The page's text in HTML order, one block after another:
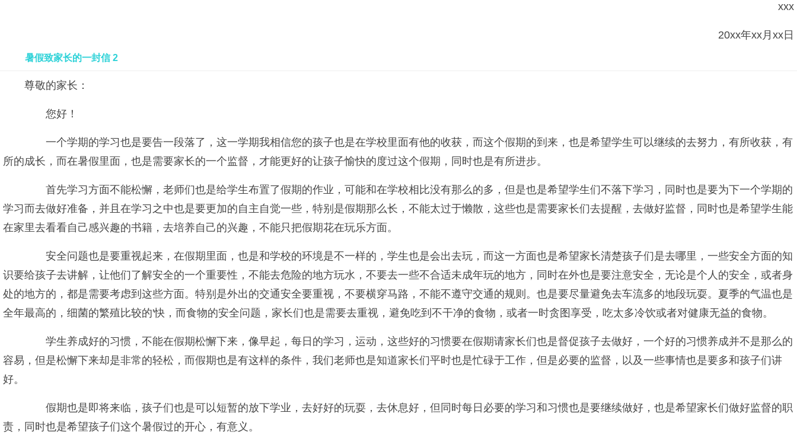
xxx
20xx年xx月xx日
暑假致家长的一封信 2
尊敬的家长：
您好！
一个学期的学习也是要告一段落了，这一学期我相信您的孩子也是在学校里面有他的收获，而这个假期的到来，也是希望学生可以继续的去努力，有所收获，有
所的成长，而在暑假里面，也是需要家长的一个监督，才能更好的让孩子愉快的度过这个假期，同时也是有所进步。
首先学习方面不能松懈，老师们也是给学生布置了假期的作业，可能和在学校相比没有那么的多，但是也是希望学生们不落下学习，同时也是要为下一个学期的
学习而去做好准备，并且在学习之中也是要更加的自主自觉一些，特别是假期那么长，不能太过于懒散，这些也是需要家长们去提醒，去做好监督，同时也是希望学生能
在家里去看看自己感兴趣的书籍，去培养自己的兴趣，不能只把假期花在玩乐方面。
安全问题也是要重视起来，在假期里面，也是和学校的环境是不一样的，学生也是会出去玩，而这一方面也是希望家长清楚孩子们是去哪里，一些安全方面的知
识要给孩子去讲解，让他们了解安全的一个重要性，不能去危险的地方玩水，不要去一些不合适未成年玩的地方，同时在外也是要注意安全，无论是个人的安全，或者身
处的地方的，都是需要考虑到这些方面。特别是外出的交通安全要重视，不要横穿马路，不能不遵守交通的规则。也是要尽量避免去车流多的地段玩耍。夏季的气温也是
全年最高的，细菌的繁殖比较的'快，而食物的安全问题，家长们也是需要去重视，避免吃到不干净的食物，或者一时贪图享受，吃太多冷饮或者对健康无益的食物。
学生养成好的习惯，不能在假期松懈下来，像早起，每日的学习，运动，这些好的习惯要在假期请家长们也是督促孩子去做好，一个好的习惯养成并不是那么的
容易，但是松懈下来却是非常的轻松，而假期也是有这样的条件，我们老师也是知道家长们平时也是忙碌于工作，但是必要的监督，以及一些事情也是要多和孩子们讲
好。
假期也是即将来临，孩子们也是可以短暂的放下学业，去好好的玩耍，去休息好，但同时每日必要的学习和习惯也是要继续做好，也是希望家长们做好监督的职
责，同时也是希望孩子们这个暑假过的开心，有意义。